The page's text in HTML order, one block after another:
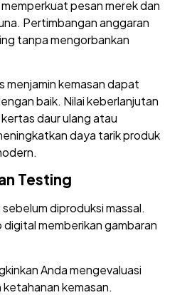
pesan merek dan
Pertimbangan anggaran
tanpa mengorbankan
menjamin kemasan dapat
baik. Nilai keberlanjutan
daur ulang atau
daya tarik produk
Testing
diproduksi massal.
memberikan gambaran
Anda mengevaluasi
kemasan.